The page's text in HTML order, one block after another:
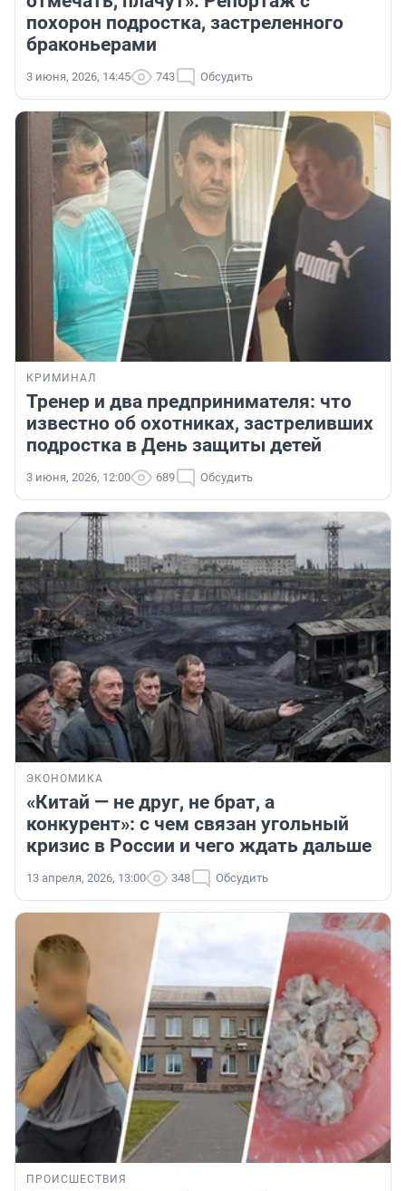
похорон подростка, застреленного
браконьерами
3 июня, 2026, 14:45 743 Обсудить
КРИМИНАЛ
Тренер и два предпринимателя: что
известно об охотниках, застреливших
подростка в День защиты детей
3 июня, 2026, 12:00 689 Обсудить
ЭКОНОМИКА
«Китай — не друг, не брат, а
конкурент»: с чем связан угольный
кризис в России и чего ждать дальше
13 апреля, 2026, 13:00 348 Обсудить
ПРОИСШЕСТВИЯ